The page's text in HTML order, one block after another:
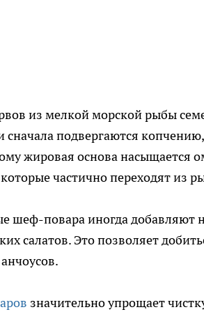
из мелкой морской рыбы
подвергаются
жировая основа насыщается
частично переходят из
шеф-повара иногда добавляют
салатов. Это позволяет
значительно упрощает